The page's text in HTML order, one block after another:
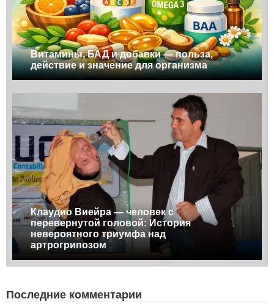
Витамины, БАД и добавки — польза,
действие и значение для организма
Клаудио Виейра — человек с
перевернутой головой: История
невероятного триумфа над
артрогрипозом
Последние комментарии